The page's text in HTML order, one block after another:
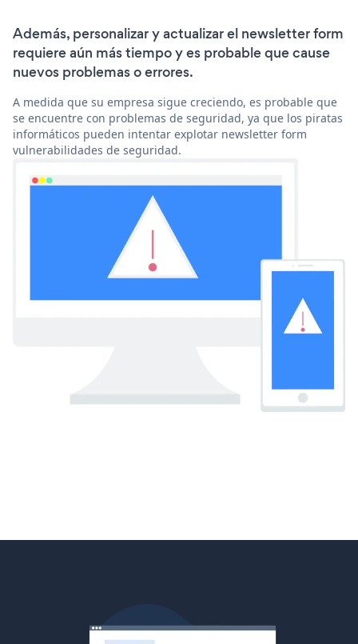
Además, personalizar y actualizar el newsletter form
requiere aún más tiempo y es probable que cause
nuevos problemas o errores.
A medida que su empresa sigue creciendo, es probable que
se encuentre con problemas de seguridad, ya que los piratas
informáticos pueden intentar explotar newsletter form
vulnerabilidades de seguridad.